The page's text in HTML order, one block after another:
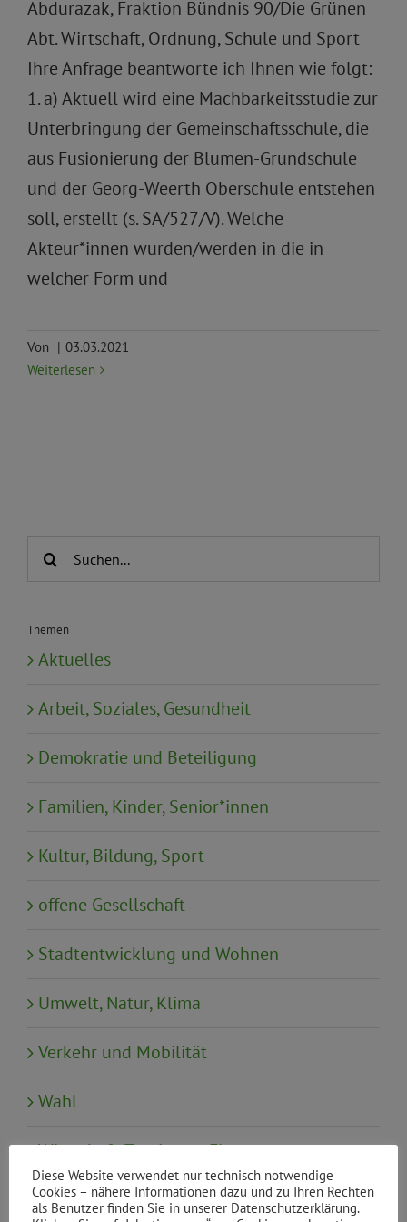
Abdurazak, Fraktion Bündnis 90/Die Grünen
Abt. Wirtschaft, Ordnung, Schule und Sport
Ihre Anfrage beantworte ich Ihnen wie folgt:
1. a) Aktuell wird eine Machbarkeitsstudie zur
Unterbringung der Gemeinschaftsschule, die
aus Fusionierung der Blumen-Grundschule
und der Georg-Weerth Oberschule entstehen
soll, erstellt (s. SA/527/V). Welche
Akteur*innen wurden/werden in die in
welcher Form und
Von | 03.03.2021
Weiterlesen
Suche
Themen
Aktuelles
Arbeit, Soziales, Gesundheit
Demokratie und Beteiligung
Familien, Kinder, Senior*innen
Kultur, Bildung, Sport
offene Gesellschaft
Stadtentwicklung und Wohnen
Umwelt, Natur, Klima
Verkehr und Mobilität
Wahl
Wirtschaft, Tourismus, Finanzen
Diese Website verwendet nur technisch notwendige
Cookies – nähere Informationen dazu und zu Ihren Rechten
als Benutzer finden Sie in unserer Datenschutzerklärung.